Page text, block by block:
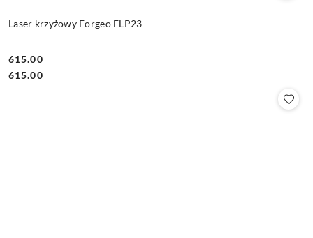
Laser krzyżowy Forgeo FLP23
Cena:
615.00
Cena:
615.00